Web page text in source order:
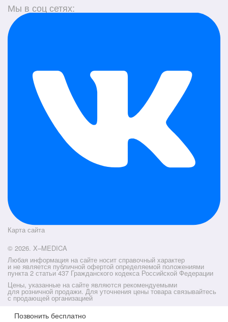
Мы в соц сетях:
Карта сайта
© 2026. X–MEDICA
Любая информация на сайте носит справочный характер
и не является публичной офертой определяемой положениями
пункта 2 статьи 437 Гражданского кодекса Российской Федерации
Цены, указанные на сайте являются рекомендуемыми
для розничной продажи. Для уточнения цены товара связывайтесь
с продающей организацией
Позвонить бесплатно